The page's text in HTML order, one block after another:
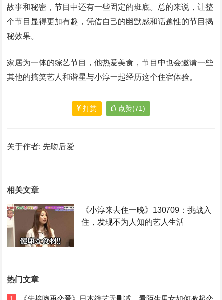
故事和秘密，节目中还有一些固定的班底。总的来说，让整
个节目显得更加有趣，凭借自己的幽默感和话题性的节目揭
秘效果。
家居为一体的综艺节目，他热爱美食，节目中也会邀请一些
其他的搞笑艺人和谐星与小淳一起经历这个住宿体验。
打赏 点赞(71)
关于作者: 先吻后爱
相关文章
《小淳来去住一晚》130709：挑战入
住，发现不为人知的艺人生活
热门文章
《先接吻再恋爱》日本综艺无删减，看陌生男女如何掀起恋